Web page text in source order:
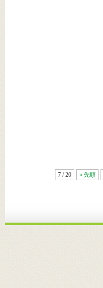
7 / 20 « 先頭